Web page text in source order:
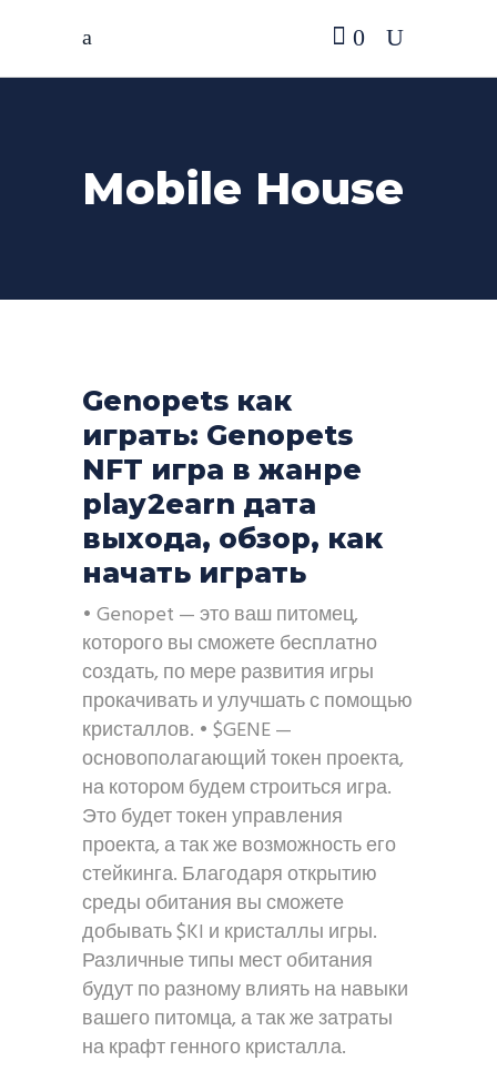
0
Mobile House
Genopets как
играть: Genopets
NFT игра в жанре
play2earn дата
выхода, обзор, как
начать играть
• Genopet — это ваш питомец,
которого вы сможете бесплатно
создать, по мере развития игры
прокачивать и улучшать с помощью
кристаллов. • $GENE —
основополагающий токен проекта,
на котором будем строиться игра.
Это будет токен управления
проекта, а так же возможность его
стейкинга. Благодаря открытию
среды обитания вы сможете
добывать $KI и кристаллы игры.
Различные типы мест обитания
будут по разному влиять на навыки
вашего питомца, а так же затраты
на крафт генного кристалла.